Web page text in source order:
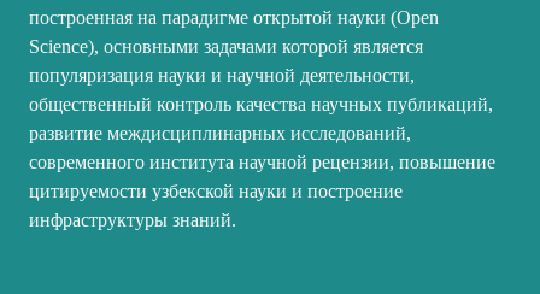
построенная на парадигме открытой науки (Open
Science), основными задачами которой является
популяризация науки и научной деятельности,
общественный контроль качества научных публикаций,
развитие междисциплинарных исследований,
современного института научной рецензии, повышение
цитируемости узбекской науки и построение
инфраструктуры знаний.